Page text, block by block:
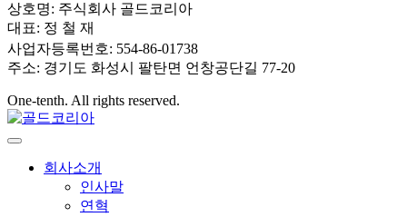
상호명: 주식회사 골드코리아
대표: 정 철 재
사업자등록번호: 554-86-01738
주소: 경기도 화성시 팔탄면 언창공단길 77-20
One-tenth. All rights reserved.
회사소개
인사말
연혁